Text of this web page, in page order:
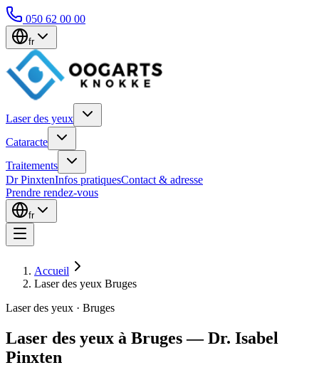
050 62 00 00
fr
Laser des yeux
Cataracte
Traitements
Dr PinxtenInfos pratiquesContact & adresse
Prendre rendez-vous
fr
Accueil
Laser des yeux Bruges
Laser des yeux · Bruges
Laser des yeux à Bruges — Dr. Isabel
Pinxten